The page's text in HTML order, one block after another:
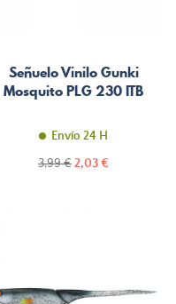
Señuelo Vinilo Gunki
Mosquito PLG 230 ITB
Envío 24 H
Precio
3,99 € Precio
2,03 €